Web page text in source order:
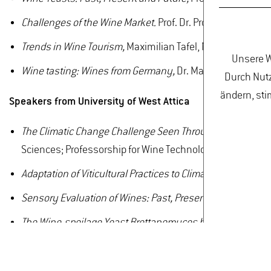
Challenges of the Wine Market. Prof. Dr. Prof. h. c.
Trends in Wine Tourism, Maximilian Tafel, M.Sc.,
Wine tasting: Wines from Germany, Dr. Matthias Schmitt,
Speakers from University of West Attica
The Climatic Change Challenge Seen Through the
Sciences; Professorship for Wine Technology
Adaptation of Viticultural Practices to Climate Change ,
Sensory Evaluation of Wines: Past, Present and Future,
The Wine-spoilage Yeast Brettanomyces bruxellensis:
Unsere
Durch
ändern,